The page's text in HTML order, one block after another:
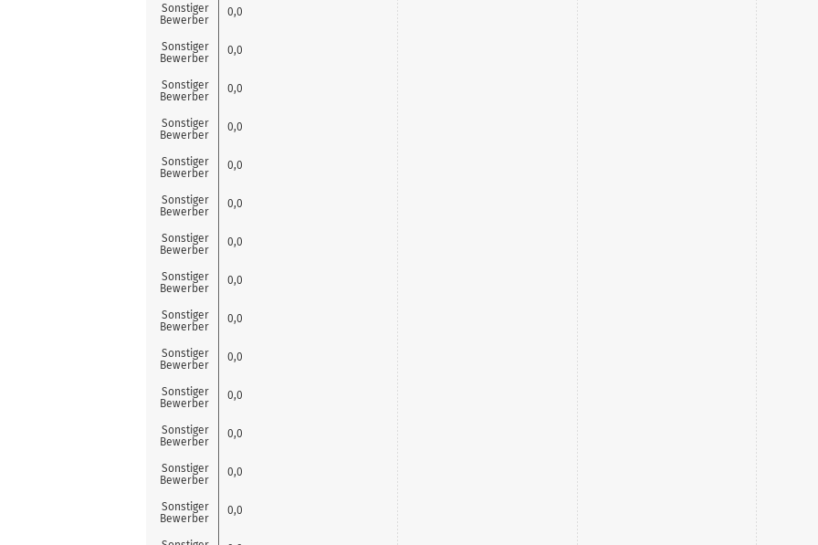
Sonstiger
Bewerber
Sonstiger
Bewerber
Sonstiger
Bewerber
Sonstiger
Bewerber
Sonstiger
Bewerber
Sonstiger
Bewerber
Sonstiger
Bewerber
Sonstiger
Bewerber
Sonstiger
Bewerber
Sonstiger
Bewerber
Sonstiger
Bewerber
Sonstiger
Bewerber
Sonstiger
Bewerber
Sonstiger
Bewerber
0,0
0,0
0,0
0,0
0,0
0,0
0,0
0,0
0,0
0,0
0,0
0,0
0,0
0,0